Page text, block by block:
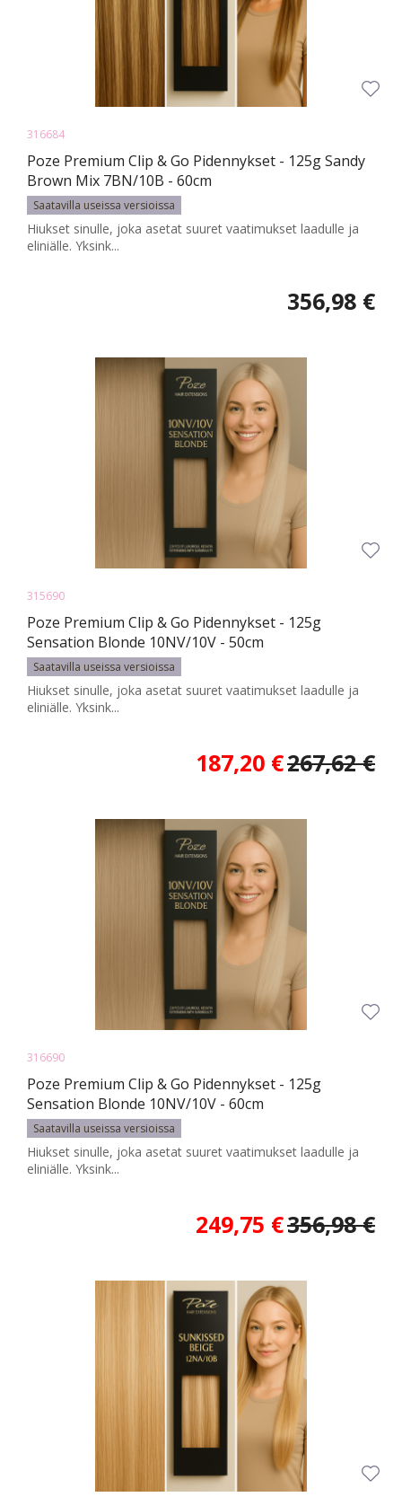
316684
Poze Premium Clip & Go Pidennykset - 125g Sandy
Brown Mix 7BN/10B - 60cm
Saatavilla useissa versioissa
Hiukset sinulle, joka asetat suuret vaatimukset laadulle ja
eliniälle. Yksink...
356,98 €
315690
Poze Premium Clip & Go Pidennykset - 125g
Sensation Blonde 10NV/10V - 50cm
Saatavilla useissa versioissa
Hiukset sinulle, joka asetat suuret vaatimukset laadulle ja
eliniälle. Yksink...
187,20 €267,62 €
316690
Poze Premium Clip & Go Pidennykset - 125g
Sensation Blonde 10NV/10V - 60cm
Saatavilla useissa versioissa
Hiukset sinulle, joka asetat suuret vaatimukset laadulle ja
eliniälle. Yksink...
249,75 €356,98 €